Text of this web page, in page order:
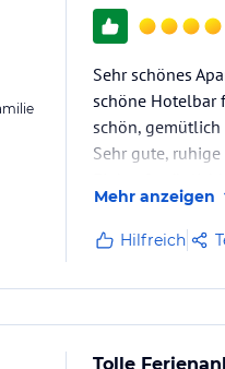
Sehr schönes
schöne Hotelbar
schön,
Sehr gute,
Mehr anzeigen
Hilfreich
Tolle